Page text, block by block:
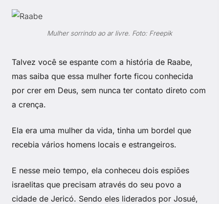
Mulher sorrindo ao ar livre. Foto: Freepik
Talvez você se espante com a história de Raabe,
mas saiba que essa mulher forte ficou conhecida
por crer em Deus, sem nunca ter contato direto com
a crença.
Ela era uma mulher da vida, tinha um bordel que
recebia vários homens locais e estrangeiros.
E nesse meio tempo, ela conheceu dois espiões
israelitas que precisam através do seu povo a
cidade de Jericó. Sendo eles liderados por Josué,